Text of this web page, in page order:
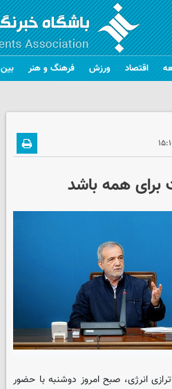
اقتصاد ورزش فرهنگ و هنر
برای همه باشد
انرژی، صبح امروز دوشنبه با حضور